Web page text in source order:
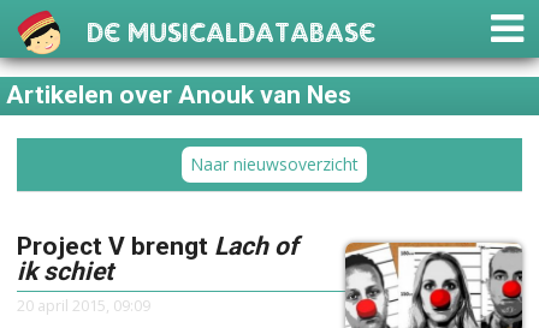
De Musicaldatabase
Artikelen over Anouk van Nes
Naar nieuwsoverzicht
Project V brengt Lach of
ik schiet
20 april 2015, 09:09